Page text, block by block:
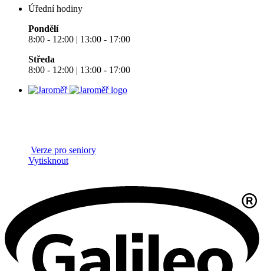
Úřední hodiny
Pondělí
8:00 - 12:00 | 13:00 - 17:00
Středa
8:00 - 12:00 | 13:00 - 17:00
Verze pro seniory
Vytisknout